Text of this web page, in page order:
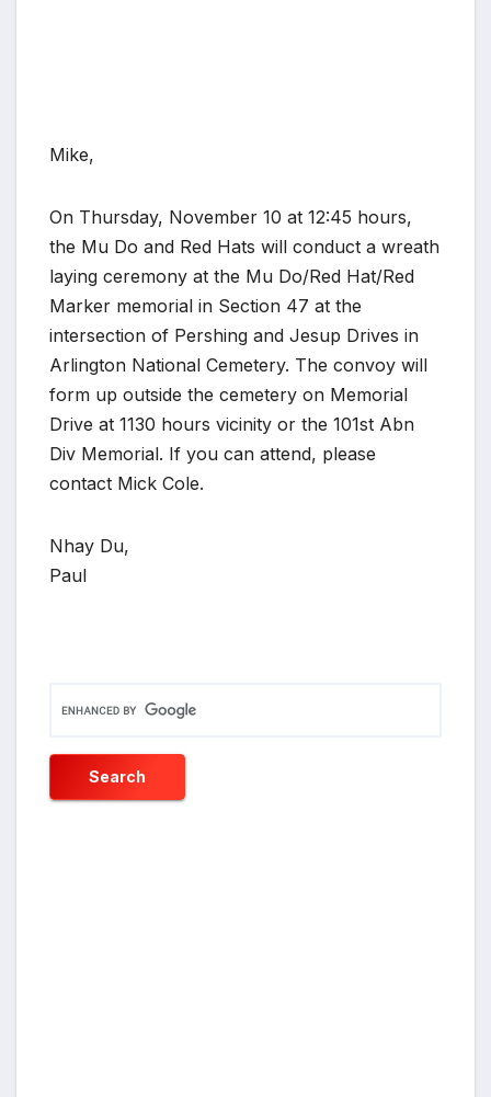
Mike,
On Thursday, November 10 at 12:45 hours,
the Mu Do and Red Hats will conduct a wreath
laying ceremony at the Mu Do/Red Hat/Red
Marker memorial in Section 47 at the
intersection of Pershing and Jesup Drives in
Arlington National Cemetery. The convoy will
form up outside the cemetery on Memorial
Drive at 1130 hours vicinity or the 101st Abn
Div Memorial. If you can attend, please
contact Mick Cole.
Nhay Du,
Paul